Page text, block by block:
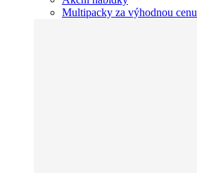
Multipacky za výhodnou cenu